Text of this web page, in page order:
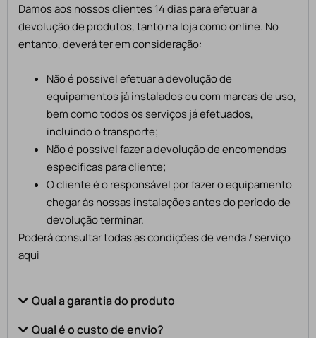
Damos aos nossos clientes 14 dias para efetuar a
devolução de produtos, tanto na loja como online. No
entanto, deverá ter em consideração:
Não é possível efetuar a devolução de
equipamentos já instalados ou com marcas de uso,
bem como todos os serviços já efetuados,
incluindo o transporte;
Não é possível fazer a devolução de encomendas
especificas para cliente;
O cliente é o responsável por fazer o equipamento
chegar às nossas instalações antes do período de
devolução terminar.
Poderá consultar todas as condições de venda / serviço
aqui
Qual a garantia do produto
Qual é o custo de envio?